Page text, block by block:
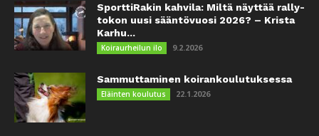
SporttiRakin kahvila: Miltä näyttää rally-
tokon uusi sääntövuosi 2026? – Krista
Karhu...
Koiraurheilun ilo 9.2.2026
Sammuttaminen koirankoulutuksessa
Eläinten koulutus 22.1.2026